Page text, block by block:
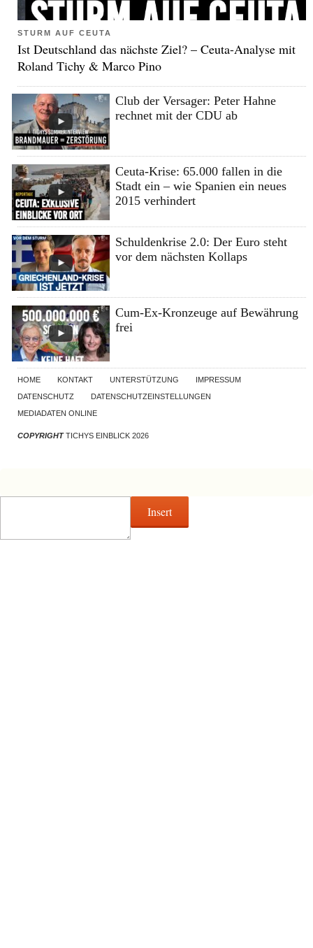
STURM AUF CEUTA
Ist Deutschland das nächste Ziel? – Ceuta-Analyse mit
Roland Tichy & Marco Pino
Club der Versager: Peter Hahne
rechnet mit der CDU ab
Ceuta-Krise: 65.000 fallen in die
Stadt ein – wie Spanien ein neues
2015 verhindert
Schuldenkrise 2.0: Der Euro steht
vor dem nächsten Kollaps
Cum-Ex-Kronzeuge auf Bewährung
frei
HOME KONTAKT UNTERSTÜTZUNG
IMPRESSUM
DATENSCHUTZ
DATENSCHUTZEINSTELLUNGEN
MEDIADATEN ONLINE
COPYRIGHTTICHYS EINBLICK 2026
Insert